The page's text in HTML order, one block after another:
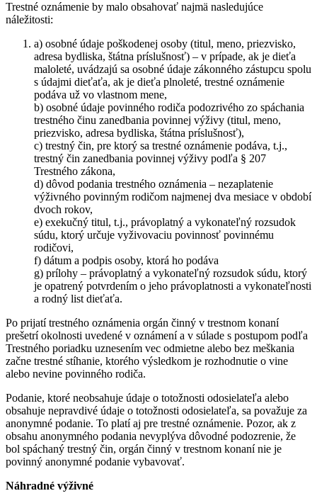
Trestné oznámenie by malo obsahovať najmä nasledujúce
náležitosti:
a) osobné údaje poškodenej osoby (titul, meno, priezvisko,
adresa bydliska, štátna príslušnosť) – v prípade, ak je dieťa
maloleté, uvádzajú sa osobné údaje zákonného zástupcu spolu
s údajmi dieťaťa, ak je dieťa plnoleté, trestné oznámenie
podáva už vo vlastnom mene,
b) osobné údaje povinného rodiča podozrivého zo spáchania
trestného činu zanedbania povinnej výživy (titul, meno,
priezvisko, adresa bydliska, štátna príslušnosť),
c) trestný čin, pre ktorý sa trestné oznámenie podáva, t.j.,
trestný čin zanedbania povinnej výživy podľa § 207
Trestného zákona,
d) dôvod podania trestného oznámenia – nezaplatenie
výživného povinným rodičom najmenej dva mesiace v období
dvoch rokov,
e) exekučný titul, t.j., právoplatný a vykonateľný rozsudok
súdu, ktorý určuje vyživovaciu povinnosť povinnému
rodičovi,
f) dátum a podpis osoby, ktorá ho podáva
g) prílohy – právoplatný a vykonateľný rozsudok súdu, ktorý
je opatrený potvrdením o jeho právoplatnosti a vykonateľnosti
a rodný list dieťaťa.
Po prijatí trestného oznámenia orgán činný v trestnom konaní
prešetrí okolnosti uvedené v oznámení a v súlade s postupom podľa
Trestného poriadku uznesením vec odmietne alebo bez meškania
začne trestné stíhanie, ktorého výsledkom je rozhodnutie o vine
alebo nevine povinného rodiča.
Podanie, ktoré neobsahuje údaje o totožnosti odosielateľa alebo
obsahuje nepravdivé údaje o totožnosti odosielateľa, sa považuje za
anonymné podanie. To platí aj pre trestné oznámenie. Pozor, ak z
obsahu anonymného podania nevyplýva dôvodné podozrenie, že
bol spáchaný trestný čin, orgán činný v trestnom konaní nie je
povinný anonymné podanie vybavovať.
Náhradné výživné